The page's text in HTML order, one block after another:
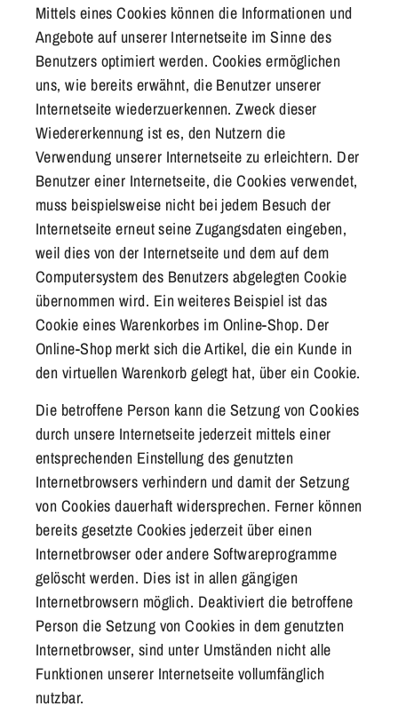
Mittels eines Cookies können die Informationen und
Angebote auf unserer Internetseite im Sinne des
Benutzers optimiert werden. Cookies ermöglichen
uns, wie bereits erwähnt, die Benutzer unserer
Internetseite wiederzuerkennen. Zweck dieser
Wiedererkennung ist es, den Nutzern die
Verwendung unserer Internetseite zu erleichtern. Der
Benutzer einer Internetseite, die Cookies verwendet,
muss beispielsweise nicht bei jedem Besuch der
Internetseite erneut seine Zugangsdaten eingeben,
weil dies von der Internetseite und dem auf dem
Computersystem des Benutzers abgelegten Cookie
übernommen wird. Ein weiteres Beispiel ist das
Cookie eines Warenkorbes im Online-Shop. Der
Online-Shop merkt sich die Artikel, die ein Kunde in
den virtuellen Warenkorb gelegt hat, über ein Cookie.
Die betroffene Person kann die Setzung von Cookies
durch unsere Internetseite jederzeit mittels einer
entsprechenden Einstellung des genutzten
Internetbrowsers verhindern und damit der Setzung
von Cookies dauerhaft widersprechen. Ferner können
bereits gesetzte Cookies jederzeit über einen
Internetbrowser oder andere Softwareprogramme
gelöscht werden. Dies ist in allen gängigen
Internetbrowsern möglich. Deaktiviert die betroffene
Person die Setzung von Cookies in dem genutzten
Internetbrowser, sind unter Umständen nicht alle
Funktionen unserer Internetseite vollumfänglich
nutzbar.